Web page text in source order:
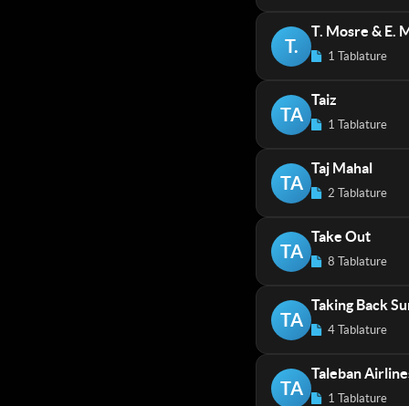
T.
T. Mosre & E.
1 Tablature
TA
Taiz
1 Tablature
TA
Taj Mahal
2 Tablature
TA
Take Out
8 Tablature
TA
Taking Back
4 Tablature
TA
Taleban
1 Tablature